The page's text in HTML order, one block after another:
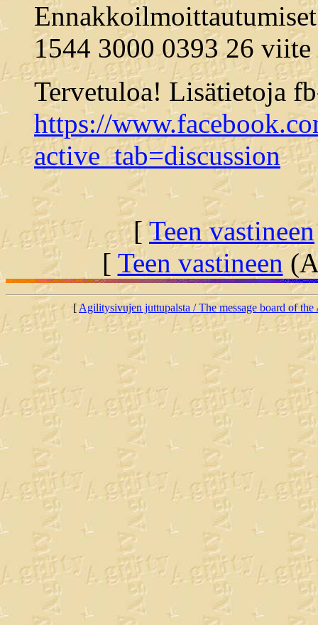
1544 3000 0393 26
Tervetuloa! Lisätietoja
https://
active_tab=discussion
[Teen vastineen
[ Teen vastineen
[Agilitysivujen juttupalsta / The message board of